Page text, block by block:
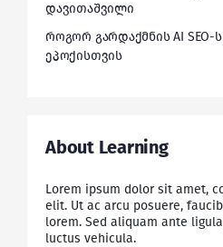
დავითაშვილი
როგორ გარდაქმნის AI SEO-
ეპოქისთვის
About Learning
Lorem ipsum dolor sit amet,
elit. Ut ac arcu posuere,
lorem. Sed aliquam ante
luctus vehicula.